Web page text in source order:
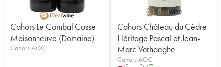
Cahors Le Combal Cosse-
Maisonneuve (Domaine)
Cahors AOC
Cahors Château du Cèdre
Héritage Pascal et Jean-
Marc Verhaeghe
Cahors AOC